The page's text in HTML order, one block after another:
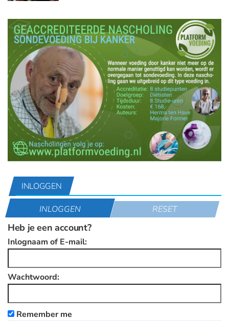
INLOGGEN
INLOGGEN RESET
Heb je een account?
Inlognaam of E-mail:
Wachtwoord:
Remember me